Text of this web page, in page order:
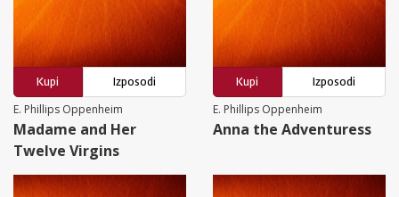
Kupi
Izposodi
E. Phillips Oppenheim
Madame and Her
Twelve Virgins
Kupi
Izposodi
E. Phillips Oppenheim
Anna the Adventuress